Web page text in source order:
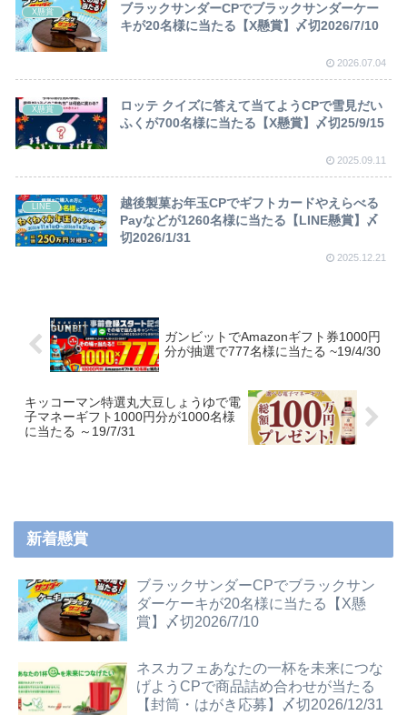
X懸賞
ブラックサンダーCPでブラックサンダーケー
キが20名様に当たる【X懸賞】〆切2026/7/10
2026.07.04
X懸賞
ロッテ クイズに答えて当てようCPで雪見だい
ふくが700名様に当たる【X懸賞】〆切25/9/15
2025.09.11
LINE
越後製菓お年玉CPでギフトカードやえらべる
Payなどが1260名様に当たる【LINE懸賞】〆
切2026/1/31
2025.12.21
ガンビットでAmazonギフト券1000円
分が抽選で777名様に当たる ~19/4/30
キッコーマン特選丸大豆しょうゆで電
子マネーギフト1000円分が1000名様
に当たる ～19/7/31
新着懸賞
ブラックサンダーCPでブラックサン
ダーケーキが20名様に当たる【X懸
賞】〆切2026/7/10
ネスカフェあなたの一杯を未来につな
げようCPで商品詰め合わせが当たる
【封筒・はがき応募】〆切2026/12/31